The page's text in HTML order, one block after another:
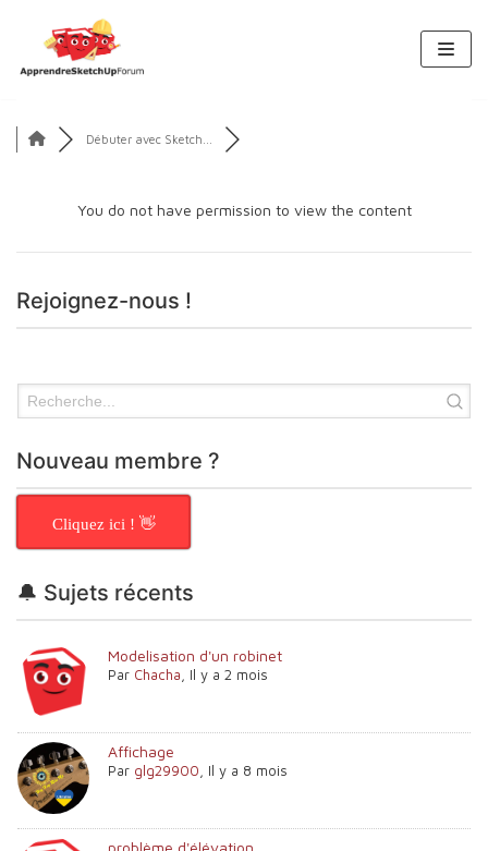
Débuter avec Sketch...
You do not have permission to view the content
Rejoignez-nous !
Nouveau membre ?
Cliquez ici ! 👋
🔔 Sujets récents
Modelisation d'un robinet
Par Chacha Il y a 2 mois
Affichage
Par glg29900 Il y a 8 mois
problème d'élévation